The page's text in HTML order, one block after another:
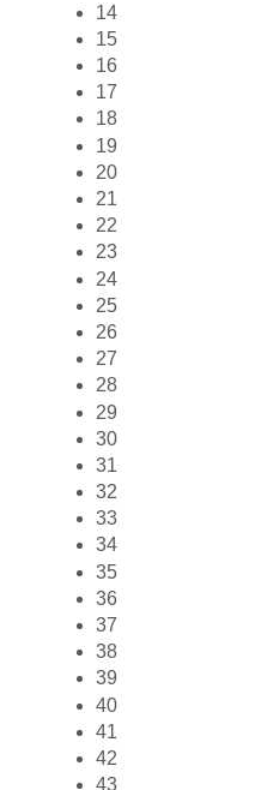
14
15
16
17
18
19
20
21
22
23
24
25
26
27
28
29
30
31
32
33
34
35
36
37
38
39
40
41
42
43